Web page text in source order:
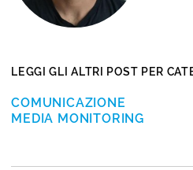
LEGGI GLI ALTRI POST PER
COMUNICAZIONE
MEDIA MONITORING